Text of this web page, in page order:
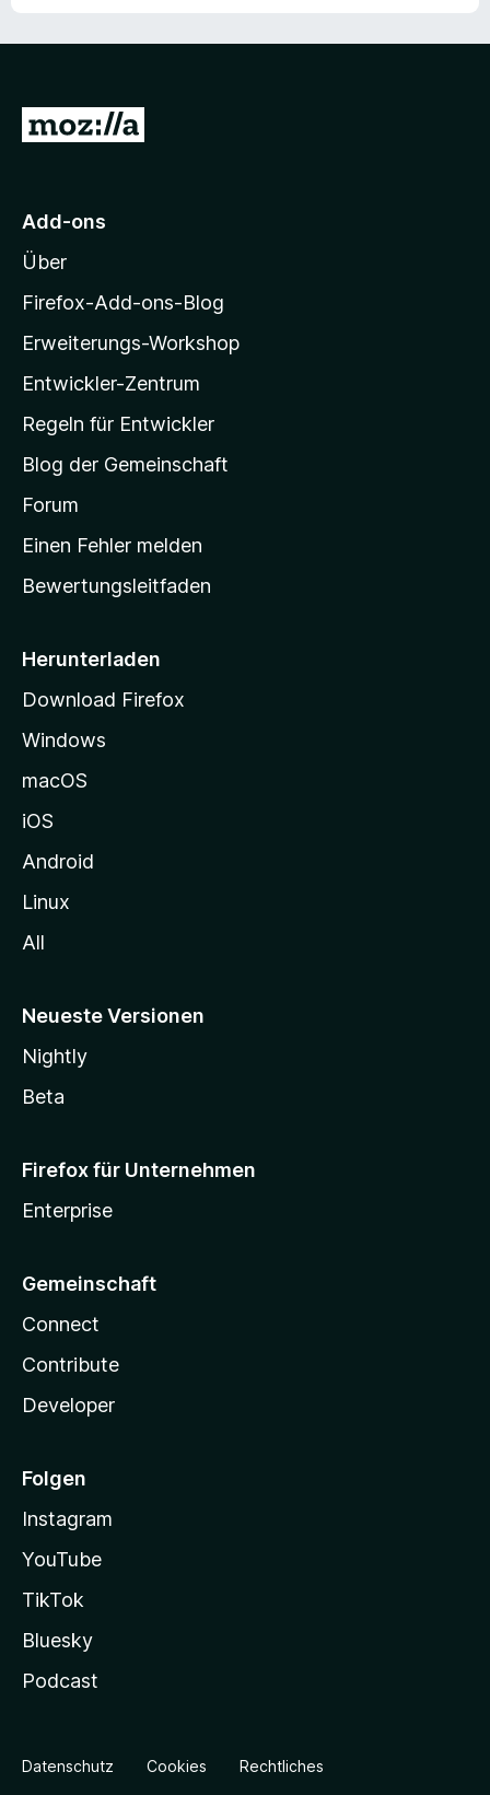
Z
M
z
i
l
a
-
t
a
r
s
i
e
g
e
n
Add-ons
Über
Firefox-Add-ons-Blog
Erweiterungs-Workshop
Entwickler-Zentrum
Regeln für Entwickler
Blog der Gemeinschaft
Forum
Einen Fehler melden
Bewertungsleitfaden
Herunterladen
Download Firefox
Windows
macOS
iOS
Android
Linux
All
Neueste Versionen
Nightly
Beta
Firefox für Unternehmen
Enterprise
Gemeinschaft
Connect
Contribute
Developer
Folgen
Instagram
YouTube
TikTok
Bluesky
Podcast
Datenschutz Cookies Rechtliches